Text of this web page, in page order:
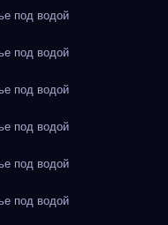
под водой
под водой
под водой
под водой
под водой
под водой